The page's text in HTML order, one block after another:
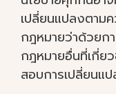
เปลี่ยนแปลงตามค
กฎหมายว่าด้วยก
กฎหมายอื่นที่เกี่ย
สอบการเปลี่ยนแ